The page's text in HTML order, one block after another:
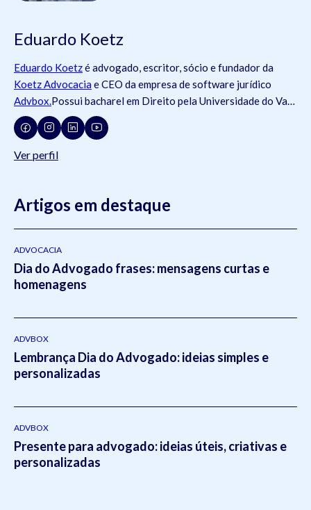
Eduardo Koetz
Eduardo Koetzé advogado, escritor, sócio e fundador da
Koetz Advocacia e CEO da empresa de software jurídico
Advbox. Possui bacharel em Direito pela Universidade do Vale
do Rio dos Sinos (Unisinos
dos Advogados do Brasil
73.409, OAB/PR 72.951, OAB/SP 435.266, OAB/MG
graduado em Direito do Trabalho pela
do Rio Grande do Sul
(2011- 2012) e em Direito Tributário
- 2014).Atua como um dos principais gestores da Koetz
Advocacia realizando a supervisão e liderança em todos os
setores do escritório.Em 2021, Eduardo publicou o livro
pela editoraViseu.
Ver perfil
Artigos em destaque
ADVOCACIA
Dia do Advogado frases: mensagens curtas e
homenagens
ADVBOX
Lembrança Dia do Advogado: ideias simples e
personalizadas
ADVBOX
Presente para advogado: ideias úteis, criativas e
personalizadas